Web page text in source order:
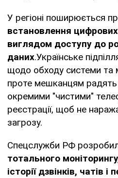
У регіоні поширюється
встановлення
виглядом доступу до
даних.Українське
щодо обходу системи та
проте мешканцям радять
окремими "чистими"
реєстрації, щоб не
загрозу.
Спецслужби РФ
тотального
історії дзвінків, чатів і